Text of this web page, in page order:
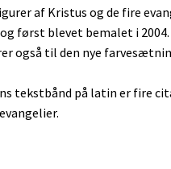
af Kristus og de fire
først blevet bemalet i
også til den nye
tekstbånd på latin er fire